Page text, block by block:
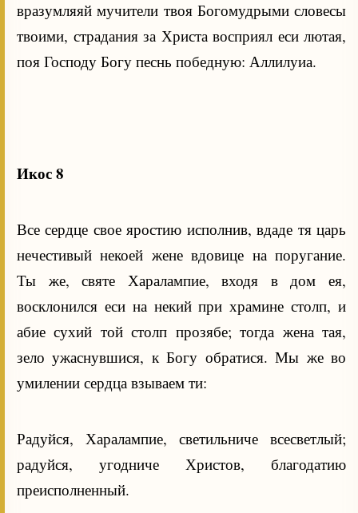
вразумляяй мучители твоя Богомудрыми словесы
твоими, страдания за Христа восприял еси лютая,
поя Господу Богу песнь победную: Аллилуиа.
Икос 8
Все сердце свое яростию исполнив, вдаде тя царь
нечестивый некоей жене вдовице на поругание.
Ты же, святе Харалампие, входя в дом ея,
восклонился еси на некий при храмине столп, и
абие сухий той столп прозябе; тогда жена тая,
зело ужаснувшися, к Богу обратися. Мы же во
умилении сердца взываем ти:
Радуйся, Харалампие, светильниче всесветлый;
радуйся, угодниче Христов, благодатию
преисполненный.